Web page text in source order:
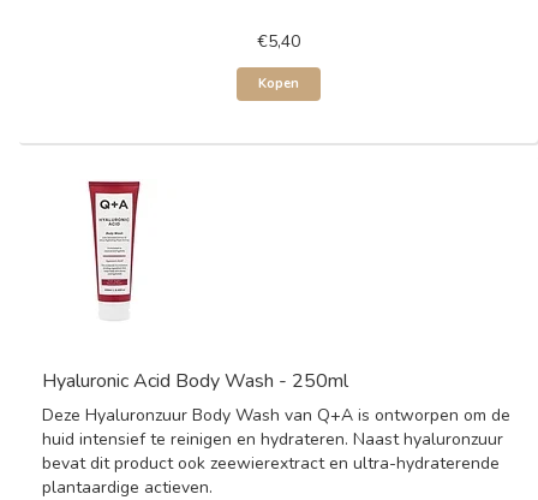
€5,40
Kopen
Hyaluronic Acid Body Wash - 250ml
Deze Hyaluronzuur Body Wash van Q+A is ontworpen om de
huid intensief te reinigen en hydrateren. Naast hyaluronzuur
bevat dit product ook zeewierextract en ultra-hydraterende
plantaardige actieven.